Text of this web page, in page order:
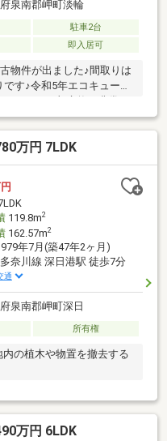
泉南郡岬町淡輪
駐車2台
即入居可
物件が出ました♪間取りは
す♪令和5年エコキュー
されます。静かにゆった
ださい
税：66965円/年※令和5
。令和8年7月、脱衣所床
え、玄関一部壁張替え、2
ト※前面道路約22平米、私
万円 7LDK
119.8m2
162.57m2
年7月(築47年2ヶ月)
奈川線 深日港駅 徒歩7分
通
泉南郡岬町深日
所有権
の植木や物置を撤去する
万円 6LDK